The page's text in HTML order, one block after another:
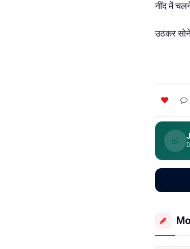
नींद में
उठकर